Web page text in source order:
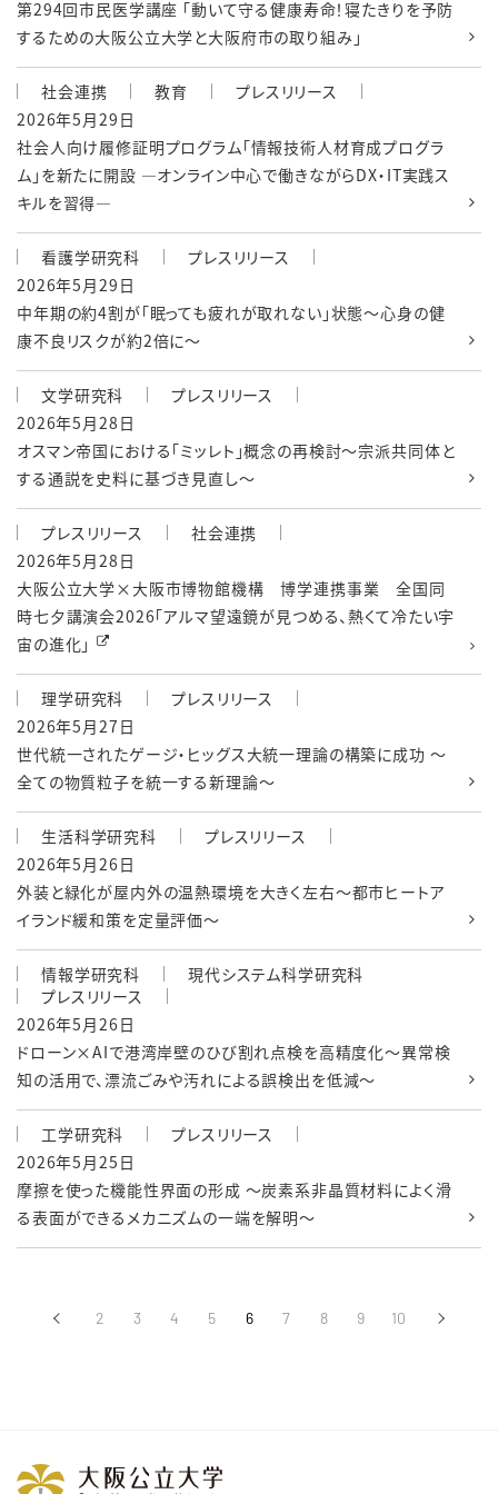
第294回市民医学講座 「動いて守る健康寿命！寝たきりを予防
するための大阪公立大学と大阪府市の取り組み」
社会連携 教育
プレスリリース
2026年5月29日
社会人向け履修証明プログラム「情報技術人材育成プログラ
ム」を新たに開設 ―オンライン中心で働きながらDX・IT実践ス
キルを習得―
看護学研究科
プレスリリース
2026年5月29日
中年期の約4割が「眠っても疲れが取れない」状態～心身の健
康不良リスクが約2倍に～
文学研究科
プレスリリース
2026年5月28日
オスマン帝国における「ミッレト」概念の再検討～宗派共同体と
する通説を史料に基づき見直し～
プレスリリース
社会連携
2026年5月28日
大阪公立大学×大阪市博物館機構 博学連携事業 全国同
時七夕講演会2026「アルマ望遠鏡が見つめる、熱くて冷たい宇
宙の進化」
理学研究科
プレスリリース
2026年5月27日
世代統一されたゲージ・ヒッグス大統一理論の構築に成功 ～
全ての物質粒子を統一する新理論～
生活科学研究科
プレスリリース
2026年5月26日
外装と緑化が屋内外の温熱環境を大きく左右～都市ヒートア
イランド緩和策を定量評価～
情報学研究科
現代システム科学研究科
プレスリリース
2026年5月26日
ドローン×AIで港湾岸壁のひび割れ点検を高精度化～異常検
知の活用で、漂流ごみや汚れによる誤検出を低減～
工学研究科
プレスリリース
2026年5月25日
摩擦を使った機能性界面の形成 〜炭素系非晶質材料によく滑
る表面ができるメカニズムの一端を解明〜
‹前へ 2 3 4 5 6 7 8 9 10 ›次へ